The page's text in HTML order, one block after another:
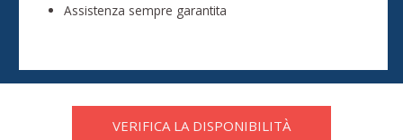
Assistenza sempre garantita
VERIFICA LA DISPONIBILITÀ